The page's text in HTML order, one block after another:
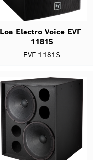
Loa Electro-Voice EVF-
1181S
EVF-1181S